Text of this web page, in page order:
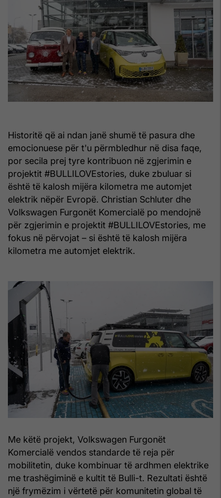
Historitë që ai ndan janë shumë të pasura dhe
emocionuese për t'u përmbledhur në disa faqe,
por secila prej tyre kontribuon në zgjerimin e
projektit #BULLILOVEstories, duke zbuluar si
është të kalosh mijëra kilometra me automjet
elektrik nëpër Evropë. Christian Schluter dhe
Volkswagen Furgonët Komercialë po mendojnë
për zgjerimin e projektit #BULLILOVEstories, me
fokus në përvojat – si është të kalosh mijëra
kilometra me automjet elektrik.
Me këtë projekt, Volkswagen Furgonët
Komercialë vendos standarde të reja për
mobilitetin, duke kombinuar të ardhmen elektrike
me trashëgiminë e kultit të Bulli-t. Rezultati është
një frymëzim i vërtetë për komunitetin global të